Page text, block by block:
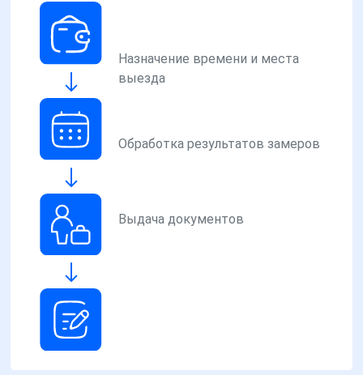
Назначение времени и места
выезда
Обработка результатов замеров
Выдача документов